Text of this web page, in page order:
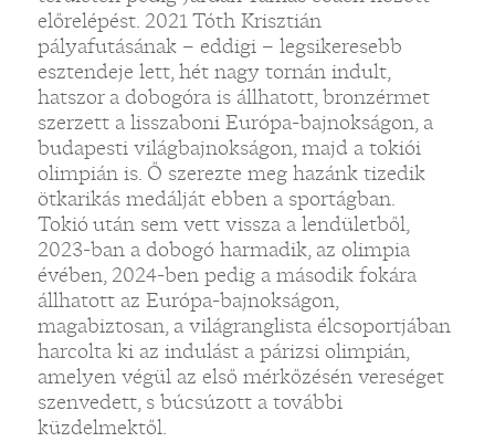
előrelépést. 2021 Tóth Krisztián
pályafutásának – eddigi – legsikeresebb
esztendeje lett, hét nagy tornán indult,
hatszor a dobogóra is állhatott, bronzérmet
szerzett a lisszaboni Európa-bajnokságon, a
budapesti világbajnokságon, majd a tokiói
olimpián is. Ő szerezte meg hazánk tizedik
ötkarikás medálját ebben a sportágban.
Tokió után sem vett vissza a lendületből,
2023-ban a dobogó harmadik, az olimpia
évében, 2024-ben pedig a második fokára
állhatott az Európa-bajnokságon,
magabiztosan, a világranglista élcsoportjában
harcolta ki az indulást a párizsi olimpián,
amelyen végül az első mérkőzésén vereséget
szenvedett, s búcsúzott a további
küzdelmektől.